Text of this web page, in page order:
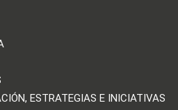
ESTRATEGIAS E INICIATIVAS